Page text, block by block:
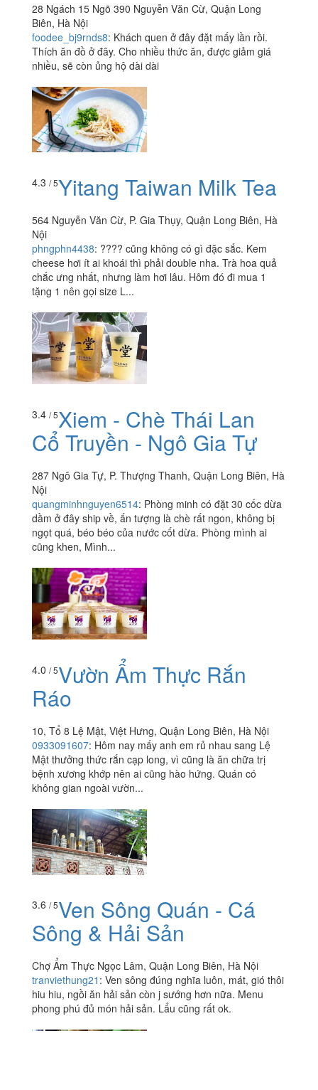
28 Ngách 15 Ngõ 390 Nguyễn Văn Cừ, Quận Long
Biên, Hà Nội
foodee_bj9rnds8: Khách quen ở đây đặt mấy lần rồi.
Thích ăn đồ ở đây. Cho nhiều thức ăn, được giảm giá
nhiều, sẽ còn ủng hộ dài dài
4.3 / 5Yitang Taiwan Milk Tea
564 Nguyễn Văn Cừ, P. Gia Thụy, Quận Long Biên, Hà
Nội
phngphn4438: ???? cũng không có gì đặc sắc. Kem
cheese hơi ít ai khoái thì phải double nha. Trà hoa quả
chắc ưng nhất, nhưng làm hơi lâu. Hôm đó đi mua 1
tặng 1 nên gọi size L...
3.4 / 5Xiem - Chè Thái Lan
Cổ Truyền - Ngô Gia Tự
287 Ngô Gia Tự, P. Thượng Thanh, Quận Long Biên, Hà
Nội
quangminhnguyen6514: Phòng minh có đặt 30 cốc dừa
dầm ở đây ship về, ấn tượng là chè rất ngon, không bị
ngọt quá, béo béo của nước cốt dừa. Phòng mình ai
cũng khen, Mình...
4.0 / 5Vườn Ẩm Thực Rắn
Ráo
10, Tổ 8 Lệ Mật, Việt Hưng, Quận Long Biên, Hà Nội
0933091607: Hôm nay mấy anh em rủ nhau sang Lệ
Mật thưởng thức rắn cạp long, vì cũng là ăn chữa trị
bệnh xương khớp nên ai cũng hào hứng. Quán có
không gian ngoài vườn...
3.6 / 5Ven Sông Quán - Cá
Sông & Hải Sản
Chợ Ẩm Thực Ngọc Lâm, Quận Long Biên, Hà Nội
tranviethung21 : Ven sông đúng nghĩa luôn, mát, gió thôi
hiu hiu, ngồi ăn hải sản còn j sướng hơn nữa. Menu
phong phú đủ món hải sản. Lẩu cũng rất ok.